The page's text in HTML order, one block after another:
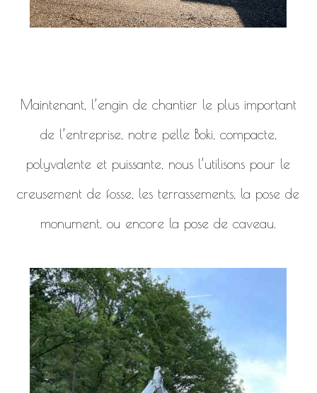
Maintenant, l’engin de chantier le plus important
de l’entreprise, notre pelle Boki, compacte,
polyvalente et puissante, nous l’utilisons pour le
creusement de fosse, les terrassements, la pose de
monument, ou encore la pose de caveau.